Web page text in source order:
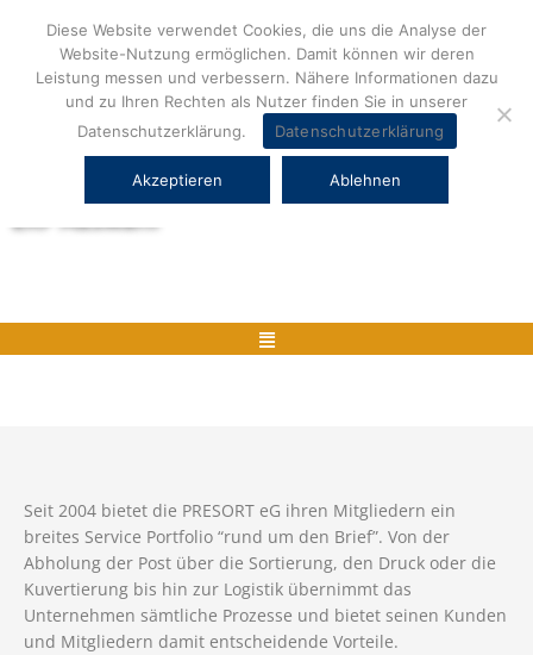
springen
Herstellerneutrale ERP Beratung und
Menü
Seit 2004 bietet die PRESORT eG ihren Mitgliedern ein
breites Service Portfolio “rund um den Brief”. Von der
Abholung der Post über die Sortierung, den Druck oder die
Kuvertierung bis hin zur Logistik übernimmt das
Unternehmen sämtliche Prozesse und bietet seinen Kunden
und Mitgliedern damit entscheidende Vorteile.
Diese Website verwendet Cookies, die uns die Analyse der
Website-Nutzung ermöglichen. Damit können wir deren
Leistung messen und verbessern. Nähere Informationen dazu
und zu Ihren Rechten als Nutzer finden Sie in unserer
Datenschutzerklärung.
Datenschutzerklärung
Akzeptieren Ablehnen